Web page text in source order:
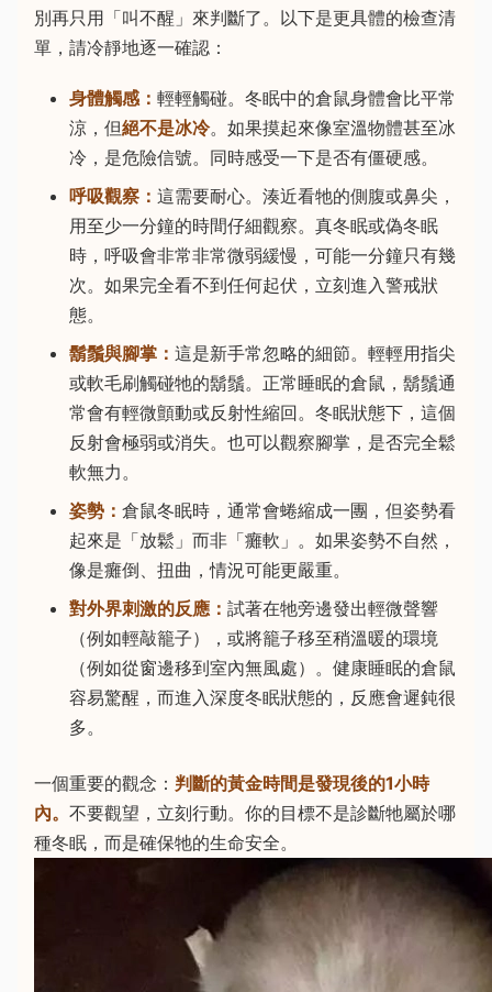
別再只用「叫不醒」來判斷了。以下是更具體的檢查清
單，請冷靜地逐一確認：
身體觸感： 輕輕觸碰。冬眠中的倉鼠身體會比平常
涼，但絕不是冰冷。如果摸起來像室溫物體甚至冰
冷，是危險信號。同時感受一下是否有僵硬感。
呼吸觀察： 這需要耐心。湊近看牠的側腹或鼻尖，
用至少一分鐘的時間仔細觀察。真冬眠或偽冬眠
時，呼吸會非常非常微弱緩慢，可能一分鐘只有幾
次。如果完全看不到任何起伏，立刻進入警戒狀
態。
鬍鬚與腳掌： 這是新手常忽略的細節。輕輕用指尖
或軟毛刷觸碰牠的鬍鬚。正常睡眠的倉鼠，鬍鬚通
常會有輕微顫動或反射性縮回。冬眠狀態下，這個
反射會極弱或消失。也可以觀察腳掌，是否完全鬆
軟無力。
姿勢： 倉鼠冬眠時，通常會蜷縮成一團，但姿勢看
起來是「放鬆」而非「癱軟」。如果姿勢不自然，
像是癱倒、扭曲，情況可能更嚴重。
對外界刺激的反應： 試著在牠旁邊發出輕微聲響
（例如輕敲籠子），或將籠子移至稍溫暖的環境
（例如從窗邊移到室內無風處）。健康睡眠的倉鼠
容易驚醒，而進入深度冬眠狀態的，反應會遲鈍很
多。
一個重要的觀念： 判斷的黃金時間是發現後的1小時
內。 不要觀望，立刻行動。你的目標不是診斷牠屬於哪
種冬眠，而是確保牠的生命安全。